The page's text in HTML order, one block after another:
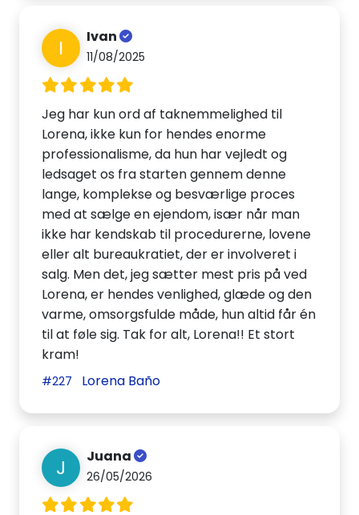
I Ivan
11/08/2025
Jeg har kun ord af taknemmelighed til
Lorena, ikke kun for hendes enorme
professionalisme, da hun har vejledt og
ledsaget os fra starten gennem denne
lange, komplekse og besværlige proces
med at sælge en ejendom, især når man
ikke har kendskab til procedurerne, lovene
eller alt bureaukratiet, der er involveret i
salg. Men det, jeg sætter mest pris på ved
Lorena, er hendes venlighed, glæde og den
varme, omsorgsfulde måde, hun altid får én
til at føle sig. Tak for alt, Lorena!! Et stort
kram!
#227 Lorena Baño
J Juana
26/05/2026